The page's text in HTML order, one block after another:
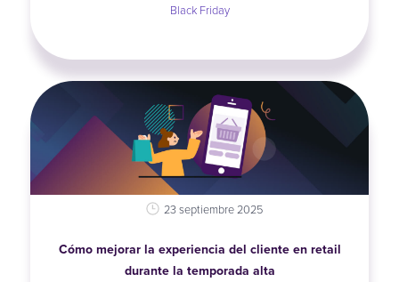
Black Friday
23 septiembre 2025
Cómo mejorar la experiencia del cliente en retail
durante la temporada alta